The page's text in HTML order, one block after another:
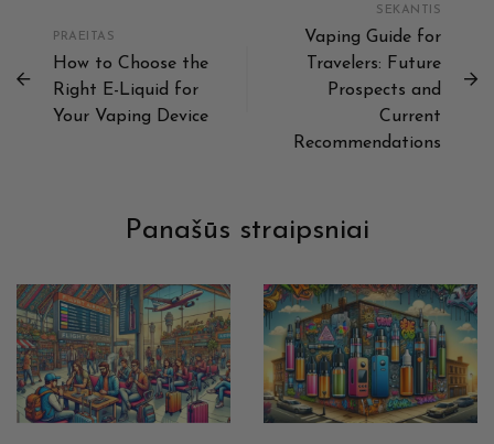
PRAEITAS
How to Choose the
Right E-Liquid for
Your Vaping Device
SEKANTIS
Vaping Guide for
Travelers: Future
Prospects and
Current
Recommendations
Panašūs straipsniai